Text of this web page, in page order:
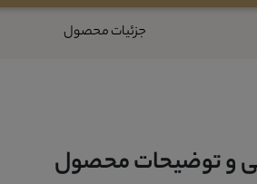
جزئیات محصول
و توضیحات محصول